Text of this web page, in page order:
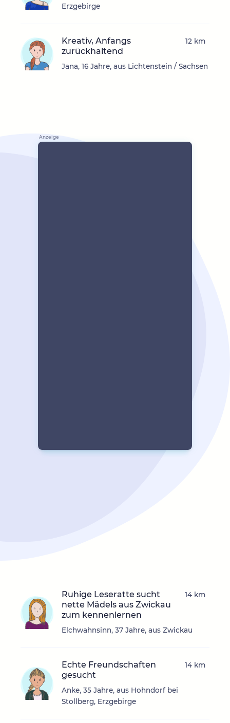
Erzgebirge
Kreativ, Anfangs
zurückhaltend
Jana, 16 Jahre, aus Lichtenstein / Sachsen
12 km
Ruhige Leseratte sucht
nette Mädels aus Zwickau
zum kennenlernen
Elchwahnsinn, 37 Jahre, aus Zwickau
14 km
Echte Freundschaften
gesucht
Anke, 35 Jahre, aus Hohndorf bei
Stollberg, Erzgebirge
14 km